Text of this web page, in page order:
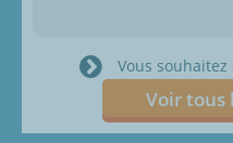
Vous
Voir tous